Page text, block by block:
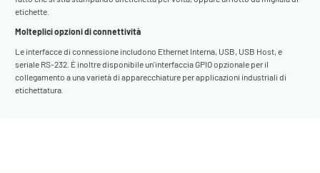
etichette.
Molteplici opzioni di connettività
Le interfacce di connessione includono Ethernet Interna, USB, USB Host, e
seriale RS-232. È inoltre disponibile un'interfaccia GPIO opzionale per il
collegamento a una varietà di apparecchiature per applicazioni industriali di
etichettatura.